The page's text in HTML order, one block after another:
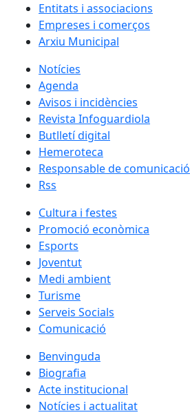
Entitats i associacions
Empreses i comerços
Arxiu Municipal
Notícies
Agenda
Avisos i incidències
Revista Infoguardiola
Butlletí digital
Hemeroteca
Responsable de comunicació
Rss
Cultura i festes
Promoció econòmica
Esports
Joventut
Medi ambient
Turisme
Serveis Socials
Comunicació
Benvinguda
Biografia
Acte institucional
Notícies i actualitat